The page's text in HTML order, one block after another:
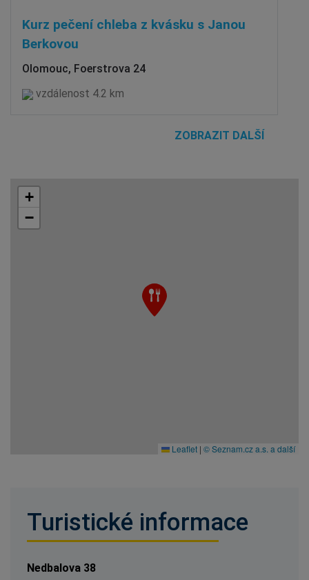
Kurz pečení chleba z kvásku s Janou
Berkovou
Olomouc, Foerstrova 24
vzdálenost 4.2 km
ZOBRAZIT DALŠÍ
+
−
Leaflet | © Seznam.cz a.s. a další
Turistické informace
Nedbalova 38